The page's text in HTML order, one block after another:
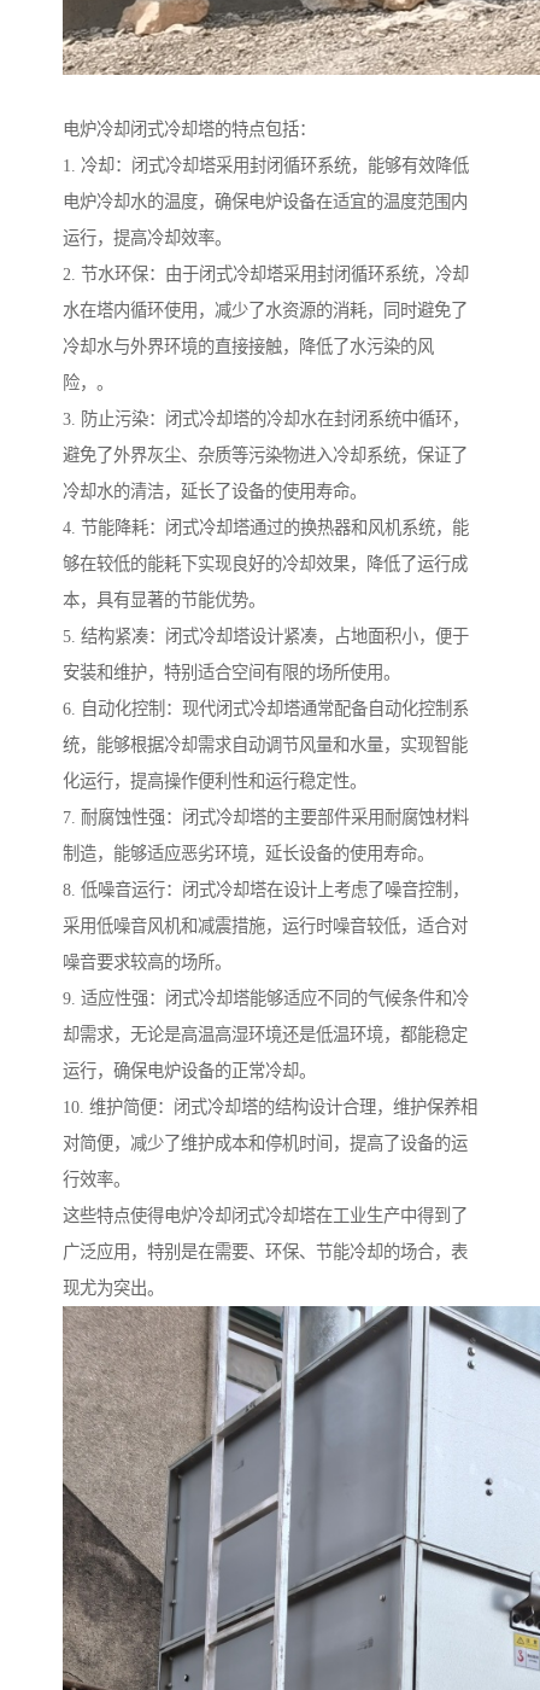
电炉冷却闭式冷却塔的特点包括：
1. 冷却：闭式冷却塔采用封闭循环系统，能够有效降低
电炉冷却水的温度，确保电炉设备在适宜的温度范围内
运行，提高冷却效率。
2. 节水环保：由于闭式冷却塔采用封闭循环系统，冷却
水在塔内循环使用，减少了水资源的消耗，同时避免了
冷却水与外界环境的直接接触，降低了水污染的风
险，。
3. 防止污染：闭式冷却塔的冷却水在封闭系统中循环，
避免了外界灰尘、杂质等污染物进入冷却系统，保证了
冷却水的清洁，延长了设备的使用寿命。
4. 节能降耗：闭式冷却塔通过的换热器和风机系统，能
够在较低的能耗下实现良好的冷却效果，降低了运行成
本，具有显著的节能优势。
5. 结构紧凑：闭式冷却塔设计紧凑，占地面积小，便于
安装和维护，特别适合空间有限的场所使用。
6. 自动化控制：现代闭式冷却塔通常配备自动化控制系
统，能够根据冷却需求自动调节风量和水量，实现智能
化运行，提高操作便利性和运行稳定性。
7. 耐腐蚀性强：闭式冷却塔的主要部件采用耐腐蚀材料
制造，能够适应恶劣环境，延长设备的使用寿命。
8. 低噪音运行：闭式冷却塔在设计上考虑了噪音控制，
采用低噪音风机和减震措施，运行时噪音较低，适合对
噪音要求较高的场所。
9. 适应性强：闭式冷却塔能够适应不同的气候条件和冷
却需求，无论是高温高湿环境还是低温环境，都能稳定
运行，确保电炉设备的正常冷却。
10. 维护简便：闭式冷却塔的结构设计合理，维护保养相
对简便，减少了维护成本和停机时间，提高了设备的运
行效率。
这些特点使得电炉冷却闭式冷却塔在工业生产中得到了
广泛应用，特别是在需要、环保、节能冷却的场合，表
现尤为突出。